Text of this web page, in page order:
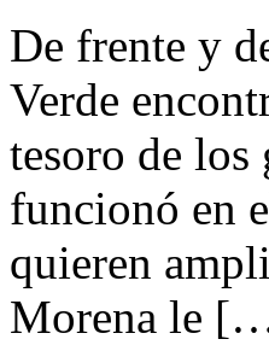
De frente y
Verde
tesoro de los
funcionó en
quieren
Morena le